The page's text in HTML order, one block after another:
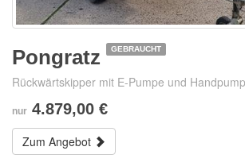
Pongratz GEBRAUCHT
Rückwärtskipper mit E-Pumpe und
nur 4.879,00 €
Zum Angebot